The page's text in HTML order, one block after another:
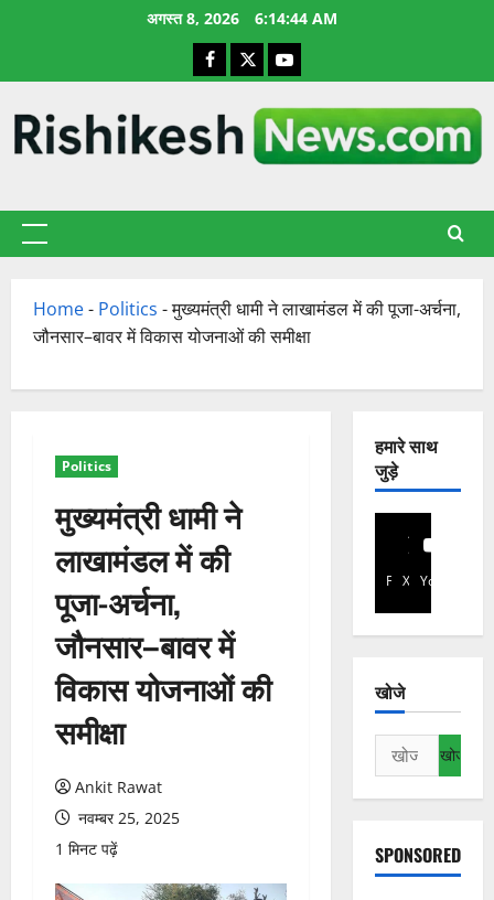
अगस्त 8, 2026 6:14:45 AM
Facebook
X YouTube
प्राथमिक
Home- Politics -मुख्यमंत्री धामी ने लाखामंडल में की पूजा-अर्चना,
जौनसार–बावर में विकास योजनाओं की समीक्षा
Politics
मुख्यमंत्री धामी ने
लाखामंडल में की
पूजा-अर्चना,
जौनसार–बावर में
विकास योजनाओं की
समीक्षा
Ankit Rawat
नवम्बर 25, 2025
1 मिनट पढ़ें
हमारे साथ
जुड़े
Facebook
X YouTube
खोजे
निम्न
को
खोजें:
SPONSORED